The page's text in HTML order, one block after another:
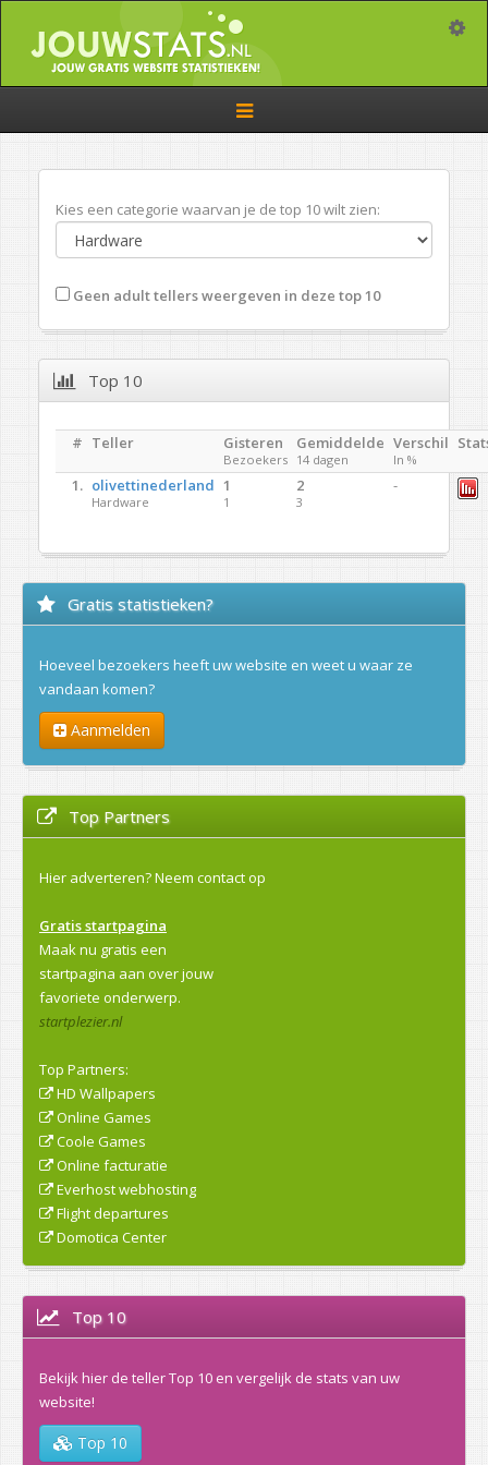
Toggle
navigation
Kies een categorie waarvan je de top 10 wilt zien:
Geen adult tellers weergeven in deze top 10
Top 10
# Teller Gisteren
Bezoekers
Gemiddelde
14 dagen
Verschil
In %
1. olivettinederland
Hardware
1
1
2
3
-
Gratis statistieken?
Hoeveel bezoekers heeft uw website en weet u waar ze
vandaan komen?
Aanmelden
Top Partners
Hier adverteren?Neem contact op
Gratis startpagina
Maak nu gratis een
startpagina aan over jouw
favoriete onderwerp.
startplezier.nl
Top Partners:
HD Wallpapers
Online Games
Coole Games
Online facturatie
Everhost webhosting
Flight departures
Domotica Center
Top 10
Bekijk hier de teller Top 10 en vergelijk de stats van uw
website!
Top 10